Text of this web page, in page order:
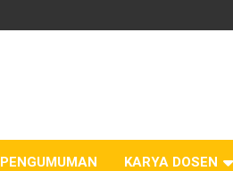
PENGUMUMAN KARYA DOSEN